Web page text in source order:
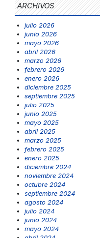
ARCHIVOS
julio 2026
junio 2026
mayo 2026
abril 2026
marzo 2026
febrero 2026
enero 2026
diciembre 2025
septiembre 2025
julio 2025
junio 2025
mayo 2025
abril 2025
marzo 2025
febrero 2025
enero 2025
diciembre 2024
noviembre 2024
octubre 2024
septiembre 2024
agosto 2024
julio 2024
junio 2024
mayo 2024